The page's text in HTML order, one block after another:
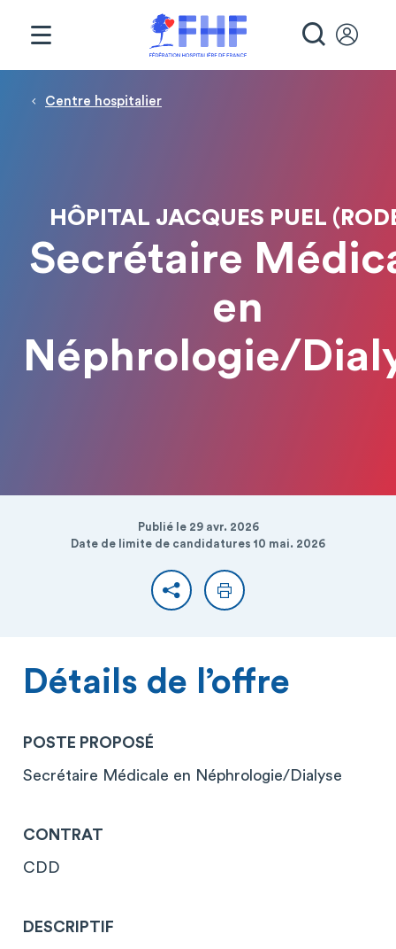
Fil d'Ariane
Centre hospitalier
HÔPITAL JACQUES PUEL
Secrétaire
en
Néphrologie/
Publié le 29 avr. 2026
Date de limite de candidatures 10 mai. 2026
PartagerImprimer
Détails de l’offre
POSTE PROPOSÉ
Secrétaire Médicale en Néphrologie/Dialyse
CONTRAT
CDD
DESCRIPTIF
Panneau de gestion des cookies